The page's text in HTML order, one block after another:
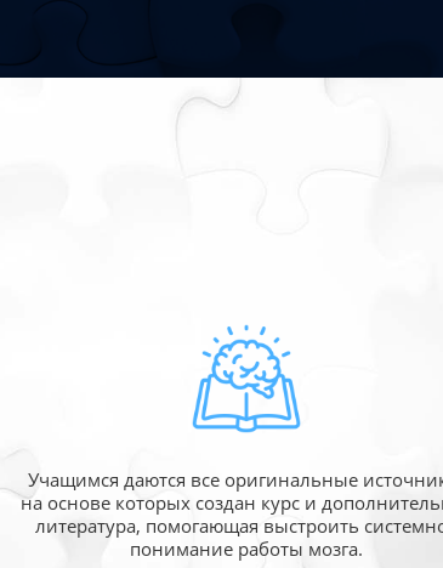
Учащимся даются все оригинальные
на основе которых создан курс и
литература, помогающая выстроить
понимание работы мозга.